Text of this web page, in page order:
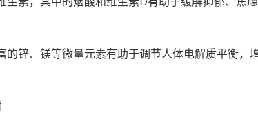
的锌、镁等微量元素有助于调节人体电解质平衡，